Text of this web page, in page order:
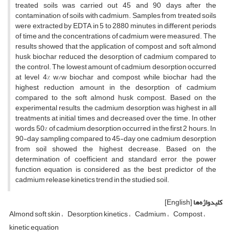
treated soils was carried out 45 and 90 days after the
contamination of soils with cadmium. Samples from treated soils
were extracted by EDTA in 5 to 2880 minutes in different periods
of time and the concentrations of cadmium were measured. The
results showed that the application of compost and soft almond
husk biochar reduced the desorption of cadmium compared to
the control. The lowest amount of cadmium desorption occurred
at level 4% w/w biochar and compost, while biochar had the
highest reduction amount in the desorption of cadmium
compared to the soft almond husk compost. Based on the
experimental results, the cadmium desorption was highest in all
treatments at initial times and decreased over the time. In other
words, 50% of cadmium desorption occurred in the first 2 hours. In
90-day sampling compared to 45-day one, cadmium desorption
from soil showed the highest decrease. Based on the
determination of coefficient and standard error, the power
function equation is considered as the best predictor of the
cadmium release kinetics trend in the studied soil.
کلیدواژه‌ها[English]
Almond soft skin Desorption kinetics Cadmium Compost
kinetic equation